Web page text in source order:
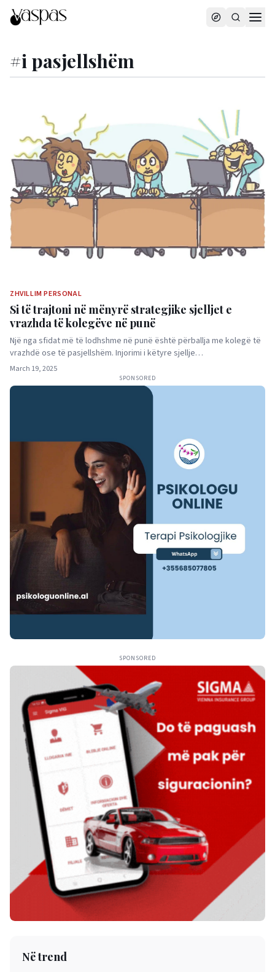
#i pasjellshëm
ZHVILLIM PERSONAL
Si të trajtoni në mënyrë strategjike sjelljet e
vrazhda të kolegëve në punë
Një nga sfidat më të lodhshme në punë është përballja me kolegë të
vrazhdë ose të pasjellshëm. Injorimi i këtyre sjellje…
March 19, 2025
SPONSORED
SPONSORED
Në trend